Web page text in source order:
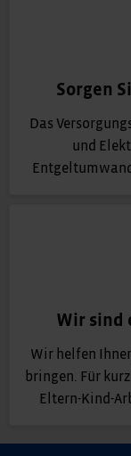
Sorgen
Das
und
Wir sind
Wir helfen
bringen. Für
Eltern-Kind-